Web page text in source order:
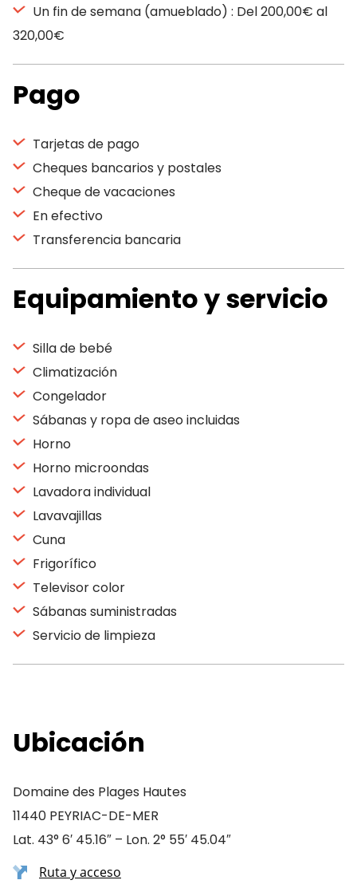
Un fin de semana (amueblado) : Del 200,00€ al
320,00€
Pago
Tarjetas de pago
Cheques bancarios y postales
Cheque de vacaciones
En efectivo
Transferencia bancaria
Equipamiento y servicio
Silla de bebé
Climatización
Congelador
Sábanas y ropa de aseo incluidas
Horno
Horno microondas
Lavadora individual
Lavavajillas
Cuna
Frigorífico
Televisor color
Sábanas suministradas
Servicio de limpieza
Ubicación
Domaine des Plages Hautes
11440 PEYRIAC-DE-MER
Lat. 43° 6′ 45.16″ – Lon. 2° 55′ 45.04″
Ruta y acceso